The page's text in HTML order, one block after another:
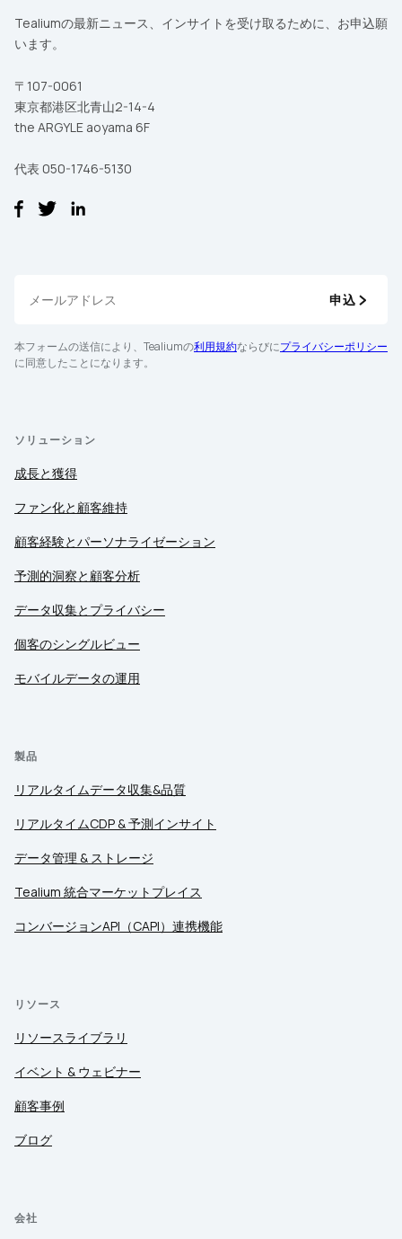
お問い合わせ内容
本フォームの送信により、Tealiumの
リシーに同意したことになります。
送信
Tealiumの最新ニュース、インサイトを受け取るために、お申込願
います。
〒107-0061
東京都港区北青山2-14-4
the ARGYLE aoyama 6F
代表 050-1746-5130
申込
本フォームの送信により、Tealiumの利用規約ならびにプライバシーポリシー
に同意したことになります。
ソリューション
成長と獲得
ファン化と顧客維持
顧客経験とパーソナライゼーション
予測的洞察と顧客分析
データ収集とプライバシー
個客のシングルビュー
モバイルデータの運用
製品
リアルタイムデータ収集&品質
リアルタイムCDP & 予測インサイト
データ管理 & ストレージ
Tealium 統合マーケットプレイス
コンバージョンAPI（CAPI）連携機能
リソース
リソースライブラリ
イベント & ウェビナー
顧客事例
ブログ
会社